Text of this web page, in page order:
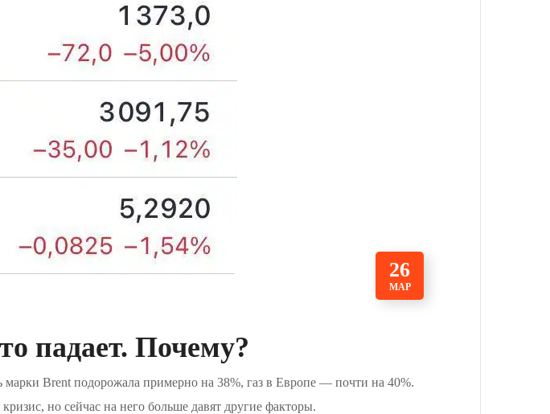
26
МАР
падает. Почему?
Brent подорожала примерно на 38%, газ в Европе — почти на 40%.
но сейчас на него больше давят другие факторы.